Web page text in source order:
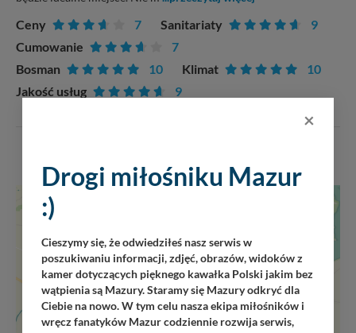
Ceny 7 Sanitariaty
9
Cumowanie
7
Bosman
10 Klimat
10
Jakość usług
9
+
×
Drogi miłośniku Mazur
:)
Cieszymy się, że odwiedziłeś nasz serwis w
poszukiwaniu informacji, zdjęć, obrazów, widoków z
kamer dotyczących pięknego kawałka Polski jakim bez
wątpienia są Mazury. Staramy się Mazury odkryć dla
Ciebie na nowo. W tym celu nasza ekipa miłośników i
wręcz fanatyków Mazur codziennie rozwija serwis,